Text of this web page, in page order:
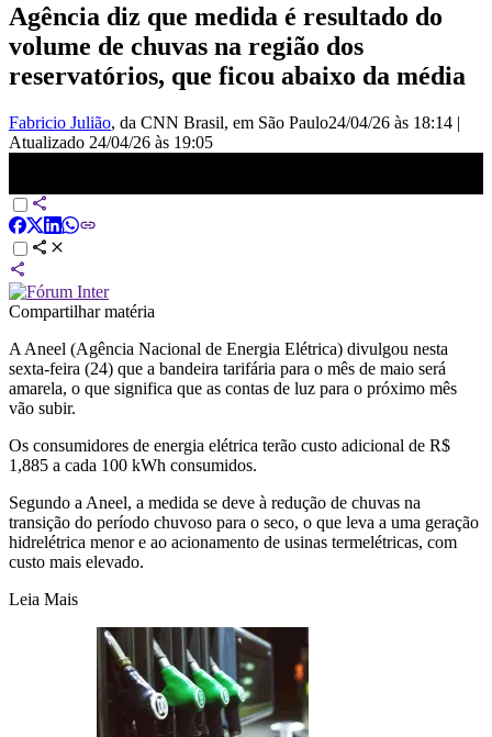
Agência diz que medida é resultado do
volume de chuvas na região dos
reservatórios, que ficou abaixo da média
Fabricio Julião, da CNN Brasil, em São Paulo24/04/26 às 18:14 |
Atualizado 24/04/26 às 19:05
Compartilhar matéria
A Aneel (Agência Nacional de Energia Elétrica) divulgou nesta
sexta-feira (24) que a bandeira tarifária para o mês de maio será
amarela, o que significa que as contas de luz para o próximo mês
vão subir.
Os consumidores de energia elétrica terão custo adicional de R$
1,885 a cada 100 kWh consumidos.
Segundo a Aneel, a medida se deve à redução de chuvas na
transição do período chuvoso para o seco, o que leva a uma geração
hidrelétrica menor e ao acionamento de usinas termelétricas, com
custo mais elevado.
Leia Mais